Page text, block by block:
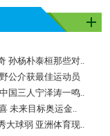
孙杨朴泰桓那些对..
公介获最佳运动员
国三人宁泽涛一鸣..
未来目标奥运金..
大球弱 亚洲体育现..